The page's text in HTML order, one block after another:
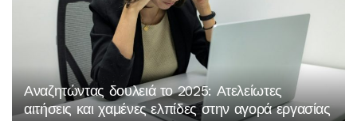
Αναζητώντας δουλειά το 2025: Ατελείωτες
αιτήσεις και χαμένες ελπίδες στην αγορά εργασίας